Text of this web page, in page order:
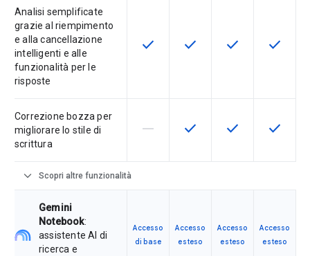
Analisi semplificate
grazie al riempimento
e alla cancellazione
intelligenti e alle
funzionalità per le
risposte
Questa funzionalità è disponibile
check Questa funzionalità è
check Questa
check Questa
check
Correzione bozza per
migliorare lo stile di
scrittura
La funzionalità non è supportata
horizontal_rule Questa funzionalità è
check Questa
check Questa
check
expand_more Scopri altre funzionalità
Gemini
Notebook:
assistente AI di
ricerca e
Accesso
di base
Accesso
esteso
Accesso
esteso
Accesso
esteso